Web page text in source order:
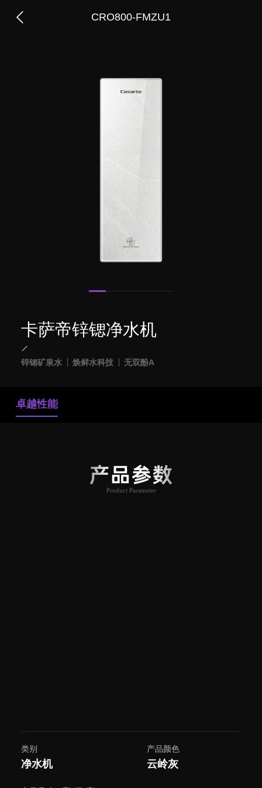
CRO800-FMZU1
卡萨帝锌锶净水机
锌锶矿泉水 焕鲜水科技 无双酚A
卓越性能
产品参数
Product Parameter
类别
净水机
产品颜色
云岭灰